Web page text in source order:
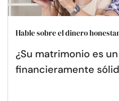
Hable sobre el dinero
¿Su matrimonio es
financieramente